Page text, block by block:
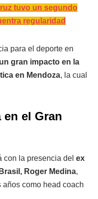
tuvo un segundo
regularidad
para el deporte en
un gran impacto en la
en Mendoza, la cual
en el Gran
con la presencia del ex
Roger Medina,
como head coach